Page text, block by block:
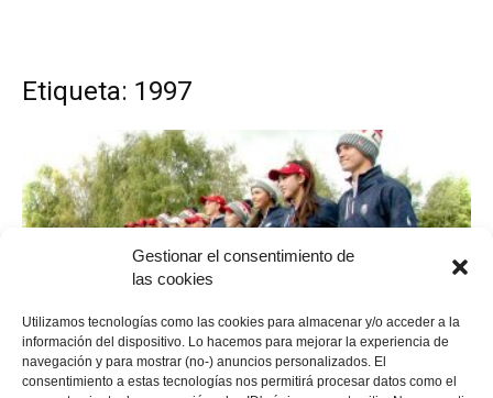
Gestionar el consentimiento de
las cookies
Utilizamos tecnologías como las cookies para almacenar y/o acceder a la
información del dispositivo. Lo hacemos para mejorar la experiencia de
navegación y para mostrar (no-) anuncios personalizados. El
consentimiento a estas tecnologías nos permitirá procesar datos como el
Etiqueta: 1997
Torneos y competición
Junior Ryder Cup